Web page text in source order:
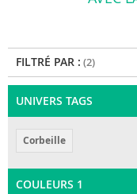
FILTRÉ PAR :
UNIVERS TAGS
Corbeille
COULEURS 1